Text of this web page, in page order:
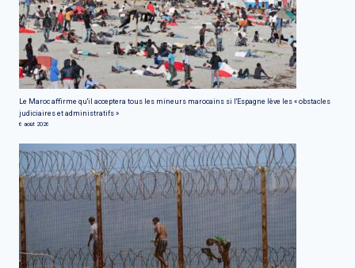
Le Maroc affirme qu'il acceptera tous les mineurs marocains si l'Espagne lève les « obstacles
judiciaires et administratifs »
6 août 2026